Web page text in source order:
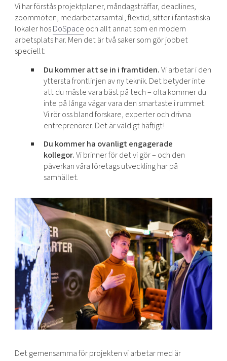
Vi har förstås projektplaner, måndagsträffar, deadlines,
zoommöten, medarbetarsamtal, flextid, sitter i fantastiska
lokaler hosDoSpace och allt annat som en modern
arbetsplats har. Men det är två saker som gör jobbet
speciellt:
Du kommer att se in i framtiden.Vi arbetar i den
yttersta frontlinjen av ny teknik. Det betyder inte
att du måste vara bäst på tech – ofta kommer du
inte på långa vägar vara den smartaste i rummet.
Vi rör oss bland forskare, experter och drivna
entreprenörer. Det är väldigt häftigt!
Du kommer ha ovanligt engagerade
kollegor.Vi brinner för det vi gör – och den
påverkan våra företags utveckling har på
samhället.
Det gemensamma för projekten vi arbetar med är